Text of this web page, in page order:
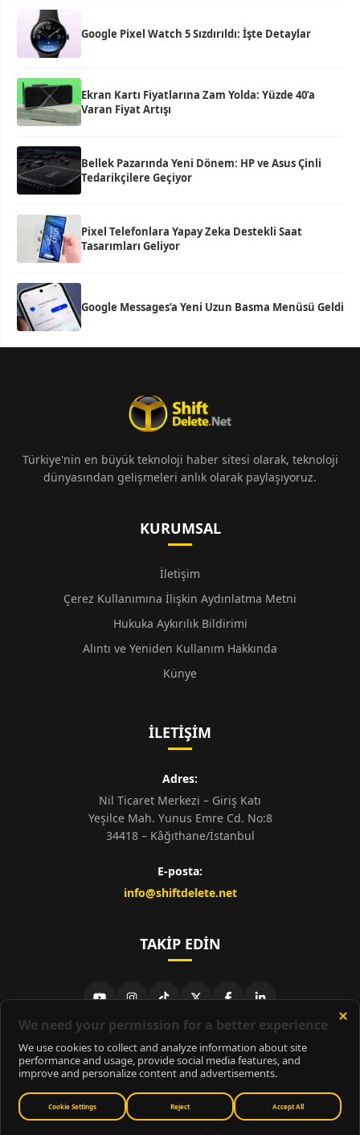
Google Pixel Watch 5 Sızdırıldı: İşte Detaylar
Ekran Kartı Fiyatlarına Zam Yolda: Yüzde 40’a
Varan Fiyat Artışı
Bellek Pazarında Yeni Dönem: HP ve Asus Çinli
Tedarikçilere Geçiyor
Pixel Telefonlara Yapay Zeka Destekli Saat
Tasarımları Geliyor
Google Messages’a Yeni Uzun Basma Menüsü Geldi
Türkiye'nin en büyük teknoloji haber sitesi olarak, teknoloji
dünyasından gelişmeleri anlık olarak paylaşıyoruz.
KURUMSAL
İletişim
Çerez Kullanımına İlişkin Aydınlatma Metni
Hukuka Aykırılık Bildirimi
Alıntı ve Yeniden Kullanım Hakkında
Künye
İLETIŞIM
Adres:
Nil Ticaret Merkezi – Giriş Katı
Yeşilce Mah. Yunus Emre Cd. No:8
34418 – Kâğıthane/İstanbul
E-posta:
info@shiftdelete.net
TAKIP EDIN
© 2026ShiftDelete.Net- Tüm hakları saklıdır.
ShiftDelete.Net, İnternet Medyası ve Bilişim Muhabirleri Derneği
üyesidir.